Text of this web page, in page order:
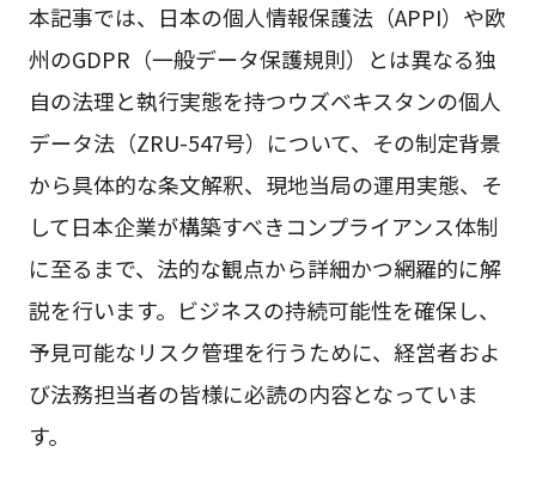
本記事では、日本の個人情報保護法（APPI）や欧
州のGDPR（一般データ保護規則）とは異なる独
自の法理と執行実態を持つウズベキスタンの個人
データ法（ZRU-547号）について、その制定背景
から具体的な条文解釈、現地当局の運用実態、そ
して日本企業が構築すべきコンプライアンス体制
に至るまで、法的な観点から詳細かつ網羅的に解
説を行います。ビジネスの持続可能性を確保し、
予見可能なリスク管理を行うために、経営者およ
び法務担当者の皆様に必読の内容となっていま
す。